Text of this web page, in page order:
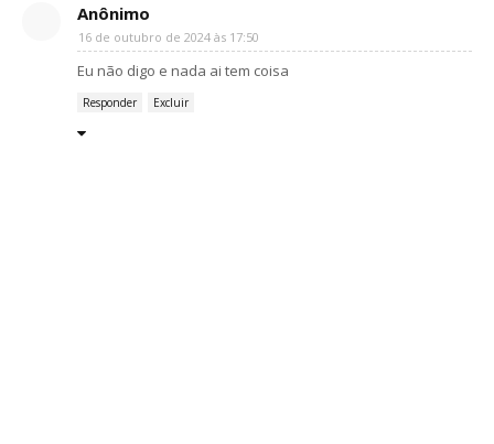
Anônimo
16 de outubro de 2024 às 17:50
Eu não digo e nada ai tem coisa
Responder Excluir